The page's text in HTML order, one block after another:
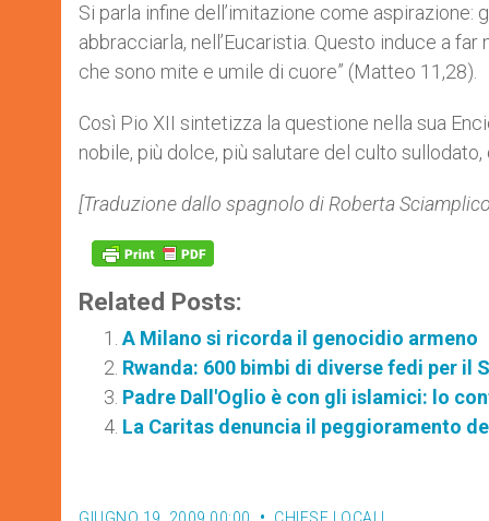
Si parla infine dell’imitazione come
abbracciarla, nell’Eucaristia. Questo induce a
che sono mite e umile di cuore” (Matteo 11,28).
Così Pio XII sintetizza la questione nella sua
nobile, più dolce, più salutare del culto
[Traduzione dallo spagnolo di Roberta
Related Posts:
A Milano si ricorda il genocidio armeno
Rwanda: 600 bimbi di diverse fedi per il
Padre Dall'Oglio è con gli islamici: lo
La Caritas denuncia il peggioramento